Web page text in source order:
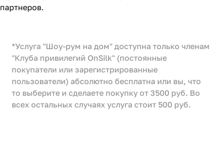
партнеров.
*Услуга "Шоу-рум на дом" доступна только членам
"Клуба привилегий OnSilk" (постоянные
покупатели или зарегистрированные
пользователи) абсолютно бесплатна или вы, что
то выберите и сделаете покупку от 3500 руб. Во
всех остальных случаях услуга стоит 500 руб.